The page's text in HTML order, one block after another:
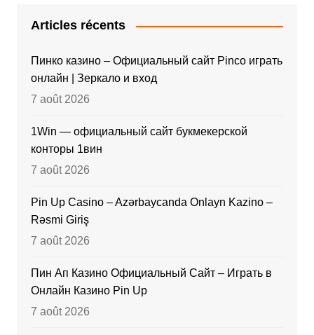
Articles récents
Пинко казино – Официальный сайт Pinco играть
онлайн | Зеркало и вход
7 août 2026
1Win — официальный сайт букмекерской
конторы 1вин
7 août 2026
Pin Up Casino – Azərbaycanda Onlayn Kazino –
Rəsmi Giriş
7 août 2026
Пин Ап Казино Официальный Сайт – Играть в
Онлайн Казино Pin Up
7 août 2026